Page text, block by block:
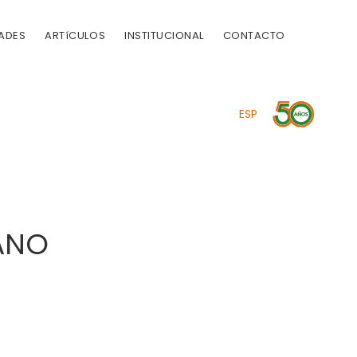
ARTíCULOS INSTITUCIONAL CONTACTO
ESP